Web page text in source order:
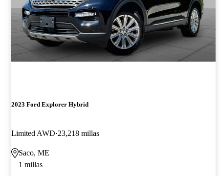
2023 Ford Explorer Hybrid
Limited AWD 23,218 millas
Saco, ME
1 millas